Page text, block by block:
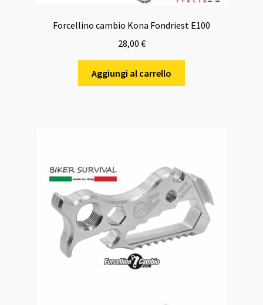
Forcellino cambio Kona Fondriest E100
28,00 €
Aggiungi al carrello